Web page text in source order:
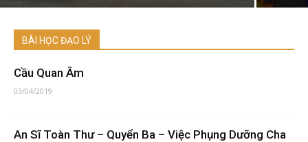
BÀI HỌC ĐẠO LÝ
Cầu Quan Âm
03/04/2019
An Sĩ Toàn Thư – Quyển Ba – Việc Phụng Dưỡng Cha